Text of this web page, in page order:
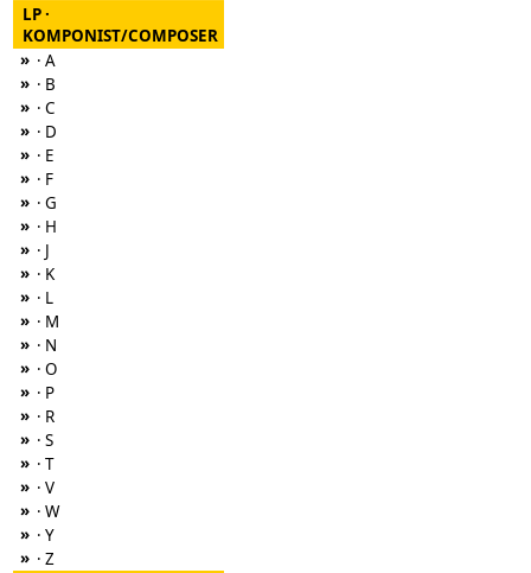
LP ·
KOMPONIST/COMPOSER
» · A
» · B
» · C
» · D
» · E
» · F
» · G
» · H
» · J
» · K
» · L
» · M
» · N
» · O
» · P
» · R
» · S
» · T
» · V
» · W
» · Y
» · Z